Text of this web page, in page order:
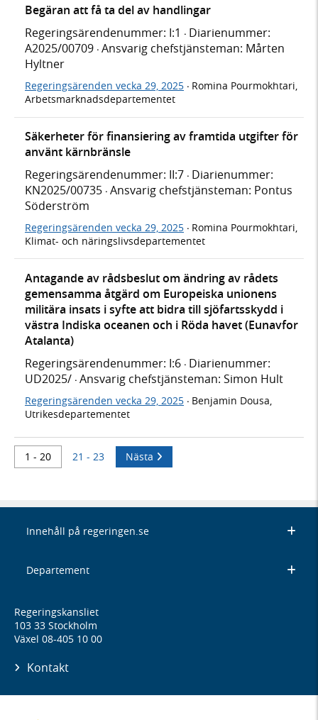
Begäran att få ta del av handlingar
Regeringsärendenummer: I:1 · Diarienummer:
A2025/00709 · Ansvarig chefstjänsteman: Mårten
Hyltner
Regeringsärenden vecka 29, 2025 · Romina Pourmokhtari,
Arbetsmarknadsdepartementet
Säkerheter för finansiering av framtida utgifter för
använt kärnbränsle
Regeringsärendenummer: II:7 · Diarienummer:
KN2025/00735 · Ansvarig chefstjänsteman: Pontus
Söderström
Regeringsärenden vecka 29, 2025 · Romina Pourmokhtari,
Klimat- och näringslivsdepartementet
Antagande av rådsbeslut om ändring av rådets
gemensamma åtgärd om Europeiska unionens
militära insats i syfte att bidra till sjöfartsskydd i
västra Indiska oceanen och i Röda havet (Eunavfor
Atalanta)
Regeringsärendenummer: I:6 · Diarienummer:
UD2025/ · Ansvarig chefstjänsteman: Simon Hult
Regeringsärenden vecka 29, 2025 · Benjamin Dousa,
Utrikesdepartementet
1 - 20 21 - 23 Nästa
Innehåll på regeringen.se
Departement
Regeringskansliet
103 33 Stockholm
Växel 08-405 10 00
Kontakt